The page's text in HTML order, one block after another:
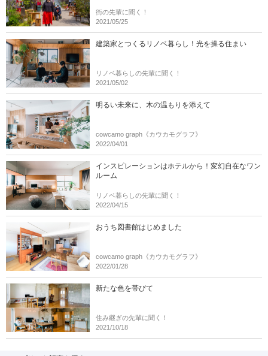
街の先輩に聞く！
2021/05/25
建築家とつくるリノベ暮らし！光を操る住まい
リノベ暮らしの先輩に聞く！
2021/05/02
明るい未来に、木の温もりを添えて
cowcamo graph《カウカモグラフ》
2022/04/01
インスピレーションはホテルから！変幻自在なワン
ルーム
リノベ暮らしの先輩に聞く！
2022/04/15
おうち図書館はじめました
cowcamo graph《カウカモグラフ》
2022/01/28
新たな色を帯びて
住み継ぎの先輩に聞く！
2021/10/18